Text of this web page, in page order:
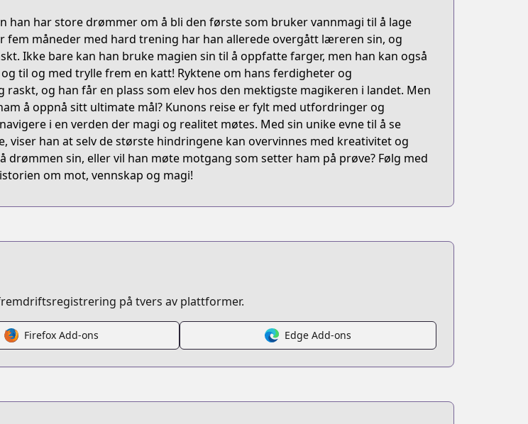
han har store drømmer om å bli den første som bruker vannmagi til å lage
fem måneder med hard trening har han allerede overgått læreren sin, og
Ikke bare kan han bruke magien sin til å oppfatte farger, men han kan også
til og med trylle frem en katt! Ryktene om hans ferdigheter og
og han får en plass som elev hos den mektigste magikeren i landet. Men
å oppnå sitt ultimate mål? Kunons reise er fylt med utfordringer og
i en verden der magi og realitet møtes. Med sin unike evne til å se
viser han at selv de største hindringene kan overvinnes med kreativitet og
drømmen sin, eller vil han møte motgang som setter ham på prøve? Følg med
om mot, vennskap og magi!
på tvers av plattformer.
Firefox Add-ons Edge Add-ons